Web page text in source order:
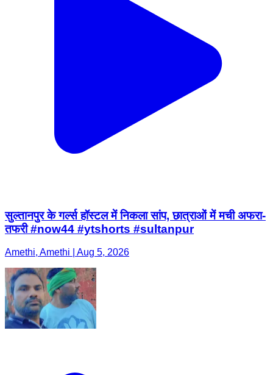
सुल्तानपुर के गर्ल्स हॉस्टल में निकला सांप, छात्राओं में मची अफरा-
तफरी #now44 #ytshorts #sultanpur
Amethi, Amethi | Aug 5, 2026